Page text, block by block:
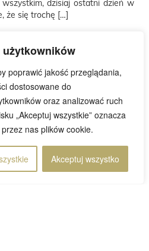
poprawić jakość przeglądania,
dostosowane do
oraz analizować ruch
„Akceptuj wszystkie” oznacza
nas plików cookie.
Akceptuj wszystko
dzisiaj ostatni dzień w
że się trochę […]